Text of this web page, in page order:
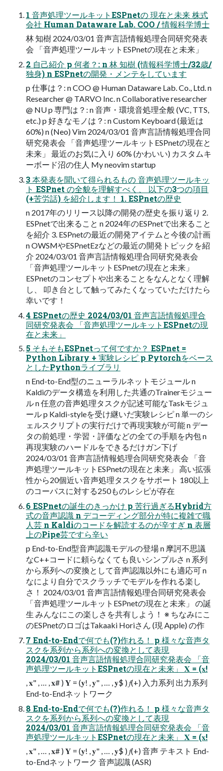
1 音声処理ツールキットESPnetの 現在と未来 株式
会社 Human Dataware Lab. COO / 情報科学博士
林 知樹 2024/03/01 音声言語情報処理合同研究発表
会 「音声処理ツールキットESPnetの現在と未来」
2 自己紹介 p 何者？: n 林 知樹 (情報科学博士/32歳/
独身) n ESPnetの開発・メンテをしています
p 仕事は？: n COO @ Human Dataware Lab. Co., Ltd. n
Researcher @ TARVO Inc. n Collaborative researcher
@ NU p 専門は？: n 音声・環境音処理全般 (VC, TTS,
etc.) p 好きなモノは？: n Custom Keyboard (最近は
60%) n (Neo) Vim 2024/03/01 音声言語情報処理合同
研究発表会 「音声処理ツールキットESPnetの現在と
未来」 最近のお気に入り 60% (かわいい) カスタムキ
ーボード沼の住人 My neovim startup
3 本発表を聞いて得られるもの 音声処理ツールキッ
ト ESPnet の全貌を理解すべく、 以下の3つの項目
(+苦労話) を紹介します！ 1. ESPnetの歴史
n 2017年のリリース以降の開発の歴史を振り返り 2.
ESPnetで出来ること n 2024年のESPnetで出来ること
を紹介 3. ESPnetの最近の開発アイテムと今後の計画
n OWSMやESPnetEzなどの最近の開発トピックを紹
介 2024/03/01 音声言語情報処理合同研究発表会
「音声処理ツールキットESPnetの現在と未来」
ESPnetのコンセプトや出来ることをなんとなく理解
し、 叩き台として触ってみたくなっていただけたら
幸いです！
4 ESPnetの歴史 2024/03/01 音声言語情報処理合
同研究発表会 「音声処理ツールキットESPnetの現
在と未来」
5 そもそもESPnetって何ですか？ ESPnet =
Python Library + 実験レシピ p Pytorchをベース
としたPythonライブラリ
n End-to-End型のニューラルネットモジュール n
Kaldiのデータ構造を利用した共通のTrainerモジュー
ル n 任意の音声処理タスクが記述可能なTaskモジュ
ール p Kaldi-styleを受け継いだ実験レシピ n 単一のシ
ェルスクリプトの実行だけで再現実験が可能 n デー
タの前処理・学習・評価などの全ての手順を内包 n
再現実験のハードルをできるだけガン下げ
2024/03/01 音声言語情報処理合同研究発表会 「音
声処理ツールキットESPnetの現在と未来」 高い拡張
性から20個近い音声処理タスクをサポート 180以上
のコーパスに対する250ものレシピが存在
6 ESPnetの誕生のきっかけ p 苦行過ぎるHybrid方
式の音声認識 n デコーディング部分が特に複雑で職
人芸 n Kaldiのコードを解読するのが辛すぎ n 表層
上のPipe芸ですら辛い
p End-to-End型音声認識モデルの登場 n 摩訶不思議
なC++コードに頼らなくても良いシンプルさ n 系列
から系列への変換として音声認識以外にも適応可 n
なにより自分でスクラッチでモデルを作れる楽し
さ！ 2024/03/01 音声言語情報処理合同研究発表会
「音声処理ツールキットESPnetの現在と未来」 の誕
生 みんなにこの楽しさを共有しよう！ ※ ちなみにこ
のESPnetのロゴはTakaaki Horiさん (現 Apple) の作
7 End-to-Endで何でも(?)作れる！ p 様々な音声タ
スクを系列から系列への変換として表現
2024/03/01 音声言語情報処理合同研究発表会 「音
声処理ツールキットESPnetの現在と未来」 𝐗 = (𝐱!
, 𝐱" , … , 𝐱# ) 𝐘 = (𝐲! , 𝐲" , … , 𝐲$ ) 𝑓(+) 入力系列 出力系列
End-to-Endネットワーク
8 End-to-Endで何でも(?)作れる！ p 様々な音声タ
スクを系列から系列への変換として表現
2024/03/01 音声言語情報処理合同研究発表会 「音
声処理ツールキットESPnetの現在と未来」 𝐗 = (𝐱!
, 𝐱" , … , 𝐱# ) 𝐘 = (𝐲! , 𝐲" , … , 𝐲$ ) 𝑓(+) 音声 テキスト End-
to-Endネットワーク 音声認識 (ASR)